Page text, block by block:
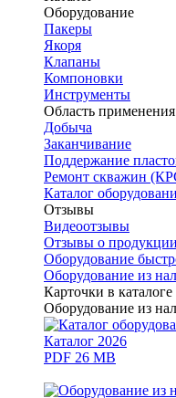
Оборудование
Пакеры
Якоря
Клапаны
Компоновки
Инструменты
Область применения
Добыча
Заканчивание
Поддержание
Ремонт скважин
Каталог
Отзывы
Видеоотзывы
Отзывы о продукции
Оборудование
Оборудование из
Карточки в каталоге
Оборудование из
Каталог 2026
PDF 26 MB